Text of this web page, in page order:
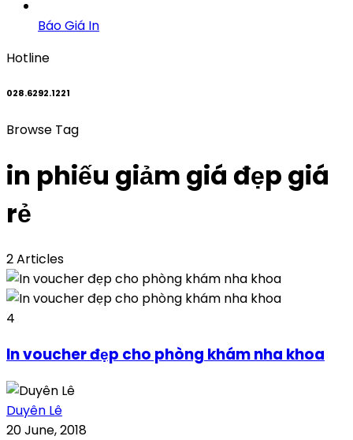
Báo Giá In
Hotline
028.6292.1221
Browse Tag
in phiếu giảm giá đẹp giá
rẻ
2 Articles
4
In voucher đẹp cho phòng khám nha khoa
Duyên Lê
20 June, 2018